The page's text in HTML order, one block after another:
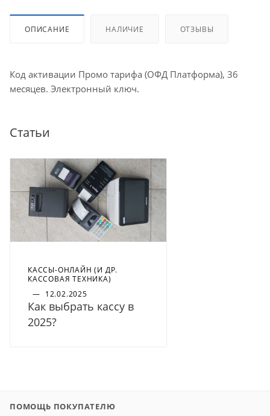
ОПИСАНИЕ НАЛИЧИЕ ОТЗЫВЫ
Код активации Промо тарифа (ОФД Платформа), 36
месяцев. Электронный ключ.
Статьи
КАССЫ-ОНЛАЙН (И ДР.
КАССОВАЯ ТЕХНИКА)
— 12.02.2025
Как выбрать кассу в
2025?
ПОМОЩЬ ПОКУПАТЕЛЮ